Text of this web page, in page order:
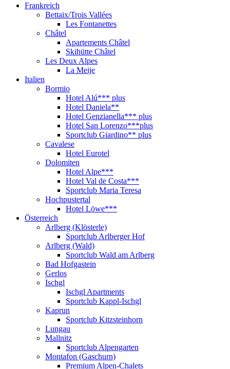
Frankreich
Bettaix/Trois Vallées
Les Fontanettes
Châtel
Apartements Châtel
Skihütte Châtel
Les Deux Alpes
La Meije
Italien
Bormio
Hotel Alú*** plus
Hotel Daniela**
Hotel Genzianella*** plus
Hotel San Lorenzo***plus
Sportclub Giardino** plus
Cavalese
Hotel Eurotel
Dolomiten
Hotel Alpe***
Hotel Val de Costa***
Sportclub Maria Teresa
Hochpustertal
Hotel Löwe***
Österreich
Arlberg (Klösterle)
Sportclub Arlberger Hof
Arlberg (Wald)
Sportclub Wald am Arlberg
Bad Hofgastein
Gerlos
Ischgl
Ischgl Apartments
Sportclub Kappl-Ischgl
Kaprun
Sportclub Kitzsteinhorn
Lungau
Mallnitz
Sportclub Alpengarten
Montafon (Gaschurn)
Premium Alpen-Chalets